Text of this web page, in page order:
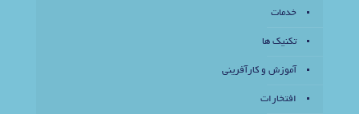
خدمات
تکنیک ها
آموزش و کارآفرینی
افتخارات